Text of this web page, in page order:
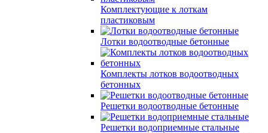
Комплектующие к лоткам
пластиковым
Лотки водоотводные бетонные
Комплекты лотков водоотводных
бетонных
Решетки водоотводные бетонные
Решетки водоприемные стальные